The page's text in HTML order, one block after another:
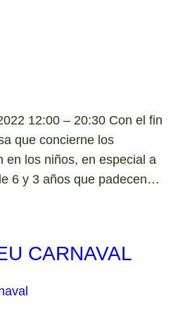
12:00 – 20:30 Con el fin
que concierne los
en los niños, en especial a
6 y 3 años que padecen…
CARNAVAL